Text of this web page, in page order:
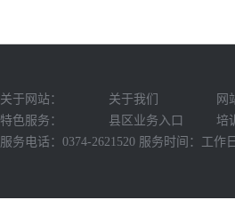
关于网站： 关于我们 网
特色服务：
县区业务入口
培
服务电话：0374-2621520 服务时间：工作